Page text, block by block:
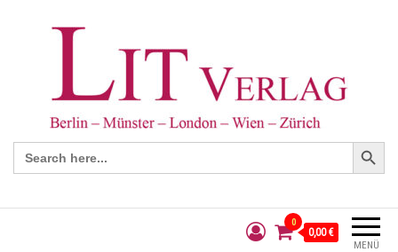
Search
for:
Search Button
MENÜ
0
0,00 €